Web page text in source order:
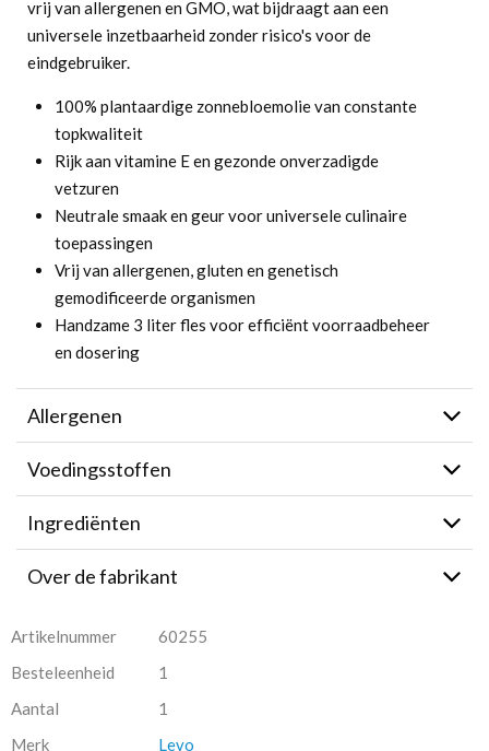
vrij van allergenen en GMO, wat bijdraagt aan een
universele inzetbaarheid zonder risico's voor de
eindgebruiker.
100% plantaardige zonnebloemolie van constante
topkwaliteit
Rijk aan vitamine E en gezonde onverzadigde
vetzuren
Neutrale smaak en geur voor universele culinaire
toepassingen
Vrij van allergenen, gluten en genetisch
gemodificeerde organismen
Handzame 3 liter fles voor efficiënt voorraadbeheer
en dosering
Allergenen
Voedingsstoffen
Ingrediënten
Over de fabrikant
Artikelnummer
60255
Besteleenheid
1
Aantal
1
Merk
Levo